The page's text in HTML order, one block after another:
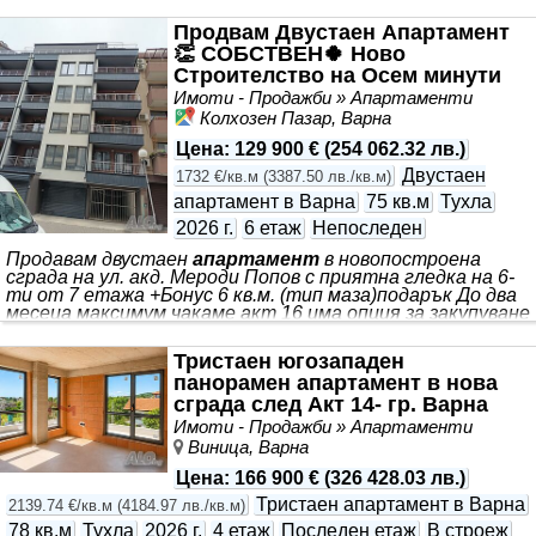
Продвам Двустаен Апартамент
👏 СОБСТВЕН🍀 Ново
Строителство на Осем минути
от Катедралата
Имоти - Продажби » Апартаменти
Колхозен Пазар, Варна
Цена: 129 900 € (254 062.32 лв.)
1732 €/кв.м (3387.50 лв./кв.м) Двустаен
апартамент в Варна 75 кв.м Тухла
2026 г. 6 етаж
Непоследен
Продавам двустаен апартамент в новопостроена
сграда на ул. акд. Мероди Попов с приятна гледка на 6-
ти от 7 етажа +Бонус 6 кв.м. (тип маза)подарък До два
месеца максимум чакаме акт 16 има опция за закупуване
контролиран достъп до имота за 28 000евро. Намира се
на 5 минути от катедралата пеш. Имам и на Никола
Обрешков апартаменткойто е в начална фаза на
строителство с големина 67.05кв.м. Югозападен на
4ет. От 5 етажна сграда Двустаен. С обща цена 118500
Като при закупуване се плащат 88500 на акт 15 още 22
500 и на Акт 16 останалите 7500 Както и
наследствени
Тристаен югозападен
панорамен апартамент в нова
сграда след Акт 14- гр. Варна
Имоти - Продажби » Апартаменти
Виница, Варна
Цена: 166 900 € (326 428.03 лв.)
2139.74 €/кв.м (4184.97 лв./кв.м) Тристаен апартамент в Варна
78 кв.м Тухла 2026 г. 4 етаж Последен етаж В строеж